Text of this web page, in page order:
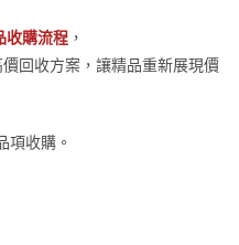
收購流程 ，
回收方案，讓精品重新展現價
項收購。